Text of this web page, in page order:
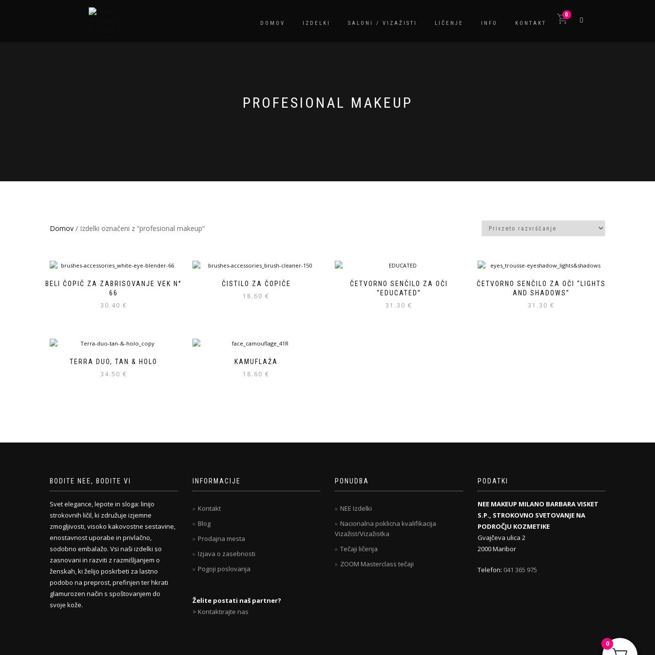
DOMOV IZDELKI SALONI / VIZAŽISTI LIČENJE INFO KONTAKT
0
PROFESIONAL MAKEUP
Domov / Izdelki označeni z “profesional makeup”
BELI ČOPIČ ZA ZABRISOVANJE VEK N°
66
30.40 €
ČISTILO ZA ČOPIČE
18.60€
ČETVORNO SENČILO ZA OČI
“EDUCATED”
31.30 €
ČETVORNO SENČILO ZA OČI “LIGHTS
AND SHADOWS”
31.30€
TERRA DUO, TAN & HOLO
34.50 €
KAMUFLAŽA
18.60€
BODITE NEE, BODITE VI
Svet elegance, lepote in sloga: linijo
strokovnih ličil, ki združuje izjemne
zmogljivosti, visoko kakovostne sestavine,
enostavnost uporabe in privlačno,
sodobno embalažo. Vsi naši izdelki so
zasnovani in razviti z razmišljanjem o
ženskah, ki želijo poskrbeti za lastno
podobo na preprost, prefinjen ter hkrati
glamurozen način s spoštovanjem do
svoje kože.
INFORMACIJE
Kontakt
Blog
Prodajna mesta
Izjava o zasebnosti
Pogoji poslovanja
Želite postati naš partner?
> Kontaktirajte nas
PONUDBA
NEE Izdelki
Nacionalna poklicna kvalifikacija
Vizažist/Vizažistka
Tečaji ličenja
ZOOM Masterclass tečaji
PODATKI
NEE MAKEUP MILANO BARBARA VISKET
S.P., STROKOVNO SVETOVANJE NA
PODROČJU KOZMETIKE
Gvajčeva ulica 2
2000 Maribor
Telefon: 041 365 975
0